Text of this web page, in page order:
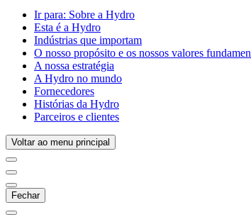
Ir para: Sobre a Hydro
Esta é a Hydro
Indústrias que importam
O nosso propósito e os nossos valores
A nossa estratégia
A Hydro no mundo
Fornecedores
Histórias da Hydro
Parceiros e clientes
Voltar ao menu principal
Fechar